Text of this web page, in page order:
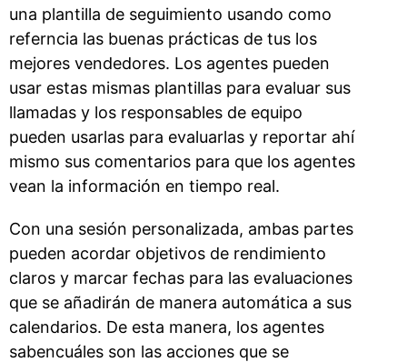
una plantilla de seguimiento usando como
referncia las buenas prácticas de tus los
mejores vendedores. Los agentes pueden
usar estas mismas plantillas para evaluar sus
llamadas y los responsables de equipo
pueden usarlas para evaluarlas y reportar ahí
mismo sus comentarios para que los agentes
vean la información en tiempo real.
Con una sesión personalizada, ambas partes
pueden acordar objetivos de rendimiento
claros y marcar fechas para las evaluaciones
que se añadirán de manera automática a sus
calendarios. De esta manera, los agentes
sabencuáles son las acciones que se